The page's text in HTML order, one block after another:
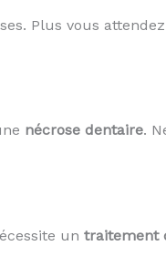
Plus vous
nécrose dentaire.
un traitement